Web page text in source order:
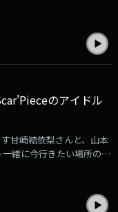
うやって加入したの
ソード、そして実は、彼
を手掛けるYU-JINさん率
なども伺います（放送で
のアイドル
甘崎結依梨さんと、山本
緒に今行きたい場所のこ
情報ともに教えてくれま
さい！）エイアイ界隈へ